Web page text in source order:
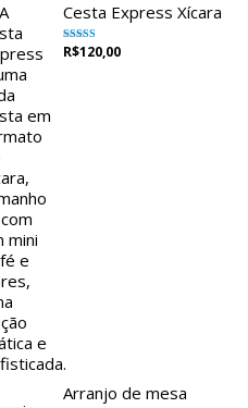
Cesta Express Xícara
Avaliação
5.00 de 5
R$120,00
Arranjo de mesa